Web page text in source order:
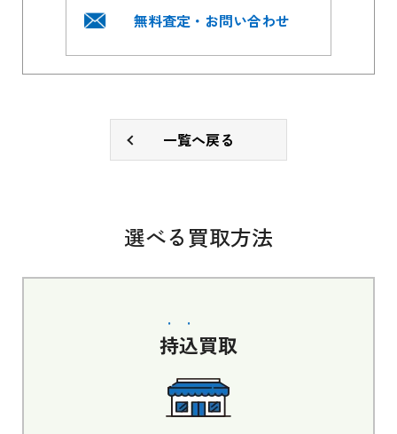
無料査定・お問い合わせ
一覧へ戻る
選べる買取方法
持込買取